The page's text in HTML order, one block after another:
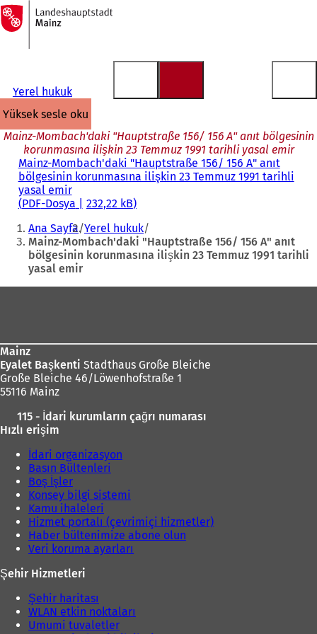
İçeriğe atla
Ana
sayfaya
Yerel hukuk
yüksek sesle oku
Mainz-Mombach'daki "Hauptstraße 156/ 156 A" anıt bölgesinin
korunmasına ilişkin 23 Temmuz 1991 tarihli yasal emir
Mainz-Mombach'daki "Hauptstraße 156/ 156 A" anıt
bölgesinin korunmasına ilişkin 23 Temmuz 1991 tarihli
yasal emir
PDF-Dosya 232,22 kB
Buradasınız:
Ana Sayfa Yerel hukuk
Mainz-Mombach'daki "Hauptstraße 156/ 156 A" anıt
bölgesinin korunmasına ilişkin 23 Temmuz 1991 tarihli
yasal emir
Mainz
Eyalet Başkenti Stadthaus Große Bleiche
Große Bleiche 46/Löwenhofstraße 1
55116 Mainz
115 - İdari kurumların çağrı numarası
Hızlı erişim
İdari organizasyon
Basın Bültenleri
Boş İşler
Konsey bilgi sistemi
Kamu ihaleleri
Hizmet portalı (çevrimiçi hizmetler)
Haber bültenimize abone olun
Veri koruma ayarları
Şehir Hizmetleri
Şehir haritası
WLAN etkin noktaları
Umumi tuvaletler